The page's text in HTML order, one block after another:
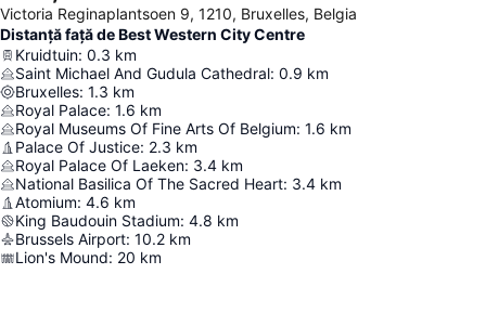
Victoria Reginaplantsoen 9, 1210, Bruxelles, Belgia
Distanță față de Best Western City Centre
Kruidtuin: 0.3 km
Saint Michael And Gudula Cathedral: 0.9 km
Bruxelles: 1.3 km
Royal Palace: 1.6 km
Royal Museums Of Fine Arts Of Belgium: 1.6 km
Palace Of Justice: 2.3 km
Royal Palace Of Laeken: 3.4 km
National Basilica Of The Sacred Heart: 3.4 km
Atomium: 4.6 km
King Baudouin Stadium: 4.8 km
Brussels Airport: 10.2 km
Lion's Mound: 20 km